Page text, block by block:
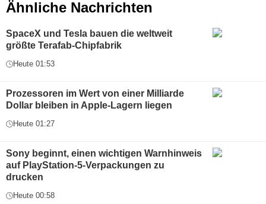
Ähnliche Nachrichten
SpaceX und Tesla bauen die weltweit
größte Terafab-Chipfabrik
Heute 01:53
Prozessoren im Wert von einer Milliarde
Dollar bleiben in Apple-Lagern liegen
Heute 01:27
Sony beginnt, einen wichtigen Warnhinweis
auf PlayStation-5-Verpackungen zu
drucken
Heute 00:58